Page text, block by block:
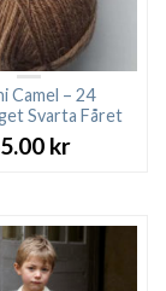
Camel – 24
Svarta Fåret
kr